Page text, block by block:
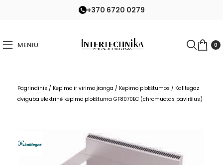
+370 6720 0279
MENIU 0
Pagrindinis / Kepimo ir virimo įranga / Kepimo plokštumos / Kalitegaz
dviguba elektrinė kepimo plokštuma GF8070EC (chromuotas paviršius)